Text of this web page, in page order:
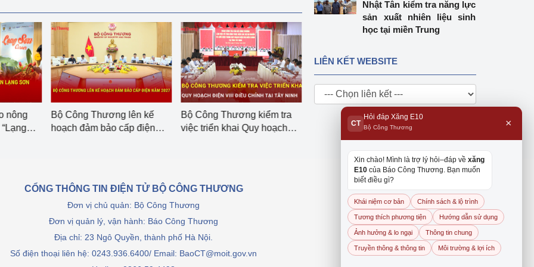
Cơ sở sản xuất, sửa chữa chai chứa
LPG
Tổ chức huấn luyện, bồi dưỡng
nghiệp vụ kiểm định kỹ thuật an toàn
lao động
và đổi mới sáng
Video bảo vệ môi trường
Album ảnh bảo vệ môi trường
của Đảng
Khu vực miền Trung
Khu vực miền Nam
Hiệp định EVFTA
Thị trường châu Á – châu Phi
Thị trường châu Âu – châu Mỹ
đưa nghị quyết
kế
điện
Bộ Công Thương kiểm tra
việc triển khai Quy hoạch
Xúc tiến thương mại theo
chuỗi giá trị: Lực đẩy cho
Doanh nghiệp xuất khẩu:
Cuộc chuyển mình từ hội
chợ đến dữ liệu
Bộ Công Thương lấy
để hoàn thiện quy
kinh doanh xăng dầu
Nhật Tân kiểm tra năng lực
sản xuất nhiên liệu sinh
học tại miền Trung
LIÊN KẾT WEBSITE
CỔNG THÔNG TIN ĐIỆN TỬ BỘ CÔNG THƯƠNG
Đơn vị chủ quản: Bộ Công Thương
Đơn vị quản lý, vận hành: Báo Công Thương
Địa chỉ: 23 Ngô Quyền, thành phố Hà Nội.
Số điện thoại liên hệ: 0243.936.6400/ Email: BaoCT@moit.gov.vn
CT
Hỏi đáp Xăng E10
Bộ Công Thương ×
Xin chào! Mình là trợ lý hỏi–đáp về xăng
E10 của Báo Công Thương. Bạn muốn
biết điều gì?
Khái niệm cơ bản Chính sách & lộ trình
Tương thích phương tiện Hướng dẫn sử dụng
Ảnh hưởng & lo ngại Thông tin chung
Truyền thông & thông tin Môi trường & lợi ích